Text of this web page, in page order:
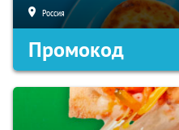
Россия
Промокод